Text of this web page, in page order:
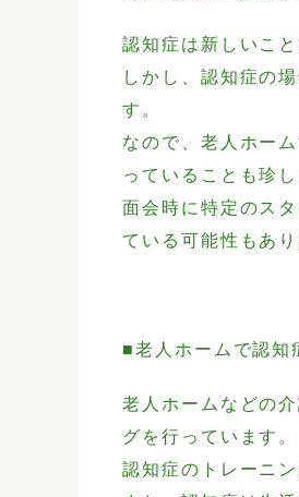
認知症は新しいこ
しかし、認知症の
す。
なので、老人ホー
っていることも珍
面会時に特定のス
ている可能性もあり
■老人ホームで認知
老人ホームなどの
グを行っています。
認知症のトレーニ